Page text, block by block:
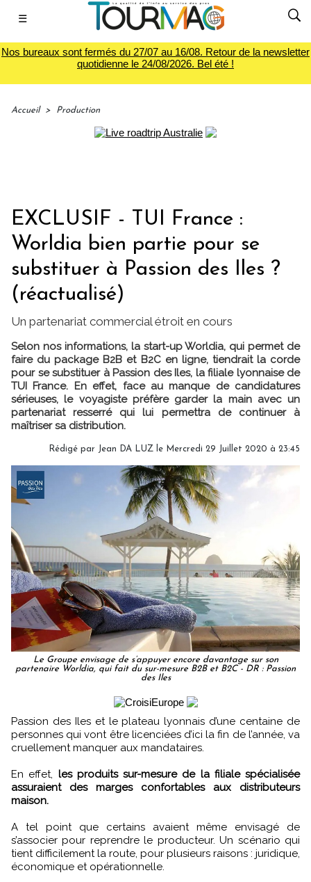
☰
Nos bureaux sont fermés du 27/07 au 16/08. Retour de la newsletter
quotidienne le 24/08/2026. Bel été !
Accueil > Production
EXCLUSIF - TUI France :
Worldia bien partie pour se
substituer à Passion des Iles ?
(réactualisé)
Un partenariat commercial étroit en cours
Selon nos informations, la start-up Worldia, qui permet de
faire du package B2B et B2C en ligne, tiendrait la corde
pour se substituer à Passion des Iles, la filiale lyonnaise de
TUI France. En effet, face au manque de candidatures
sérieuses, le voyagiste préfère garder la main avec un
partenariat resserré qui lui permettra de continuer à
maîtriser sa distribution.
Rédigé par Jean DA LUZ le Mercredi 29 Juillet 2020 à 23:45
Le Groupe envisage de s’appuyer encore davantage sur son
partenaire Worldia, qui fait du sur-mesure B2B et B2C - DR : Passion
des Iles
Passion des Iles et le plateau lyonnais d’une centaine de
personnes qui vont être licenciées d’ici la fin de l’année, va
cruellement manquer aux mandataires.
En effet, les produits sur-mesure de la filiale spécialisée
assuraient des marges confortables aux distributeurs
maison.
A tel point que certains avaient même envisagé de
s’associer pour reprendre le producteur. Un scénario qui
tient difficilement la route, pour plusieurs raisons : juridique,
économique et opérationnelle.